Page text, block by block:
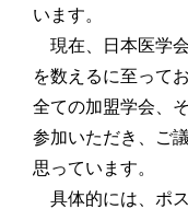
います。
現在、日本医学
を数えるに至って
全ての加盟学会、
参加いただき、ご
思っています。
具体的には、ポ